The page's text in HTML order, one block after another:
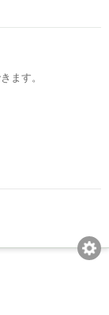
ます。